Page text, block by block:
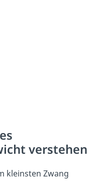
verstehen
kleinsten Zwang